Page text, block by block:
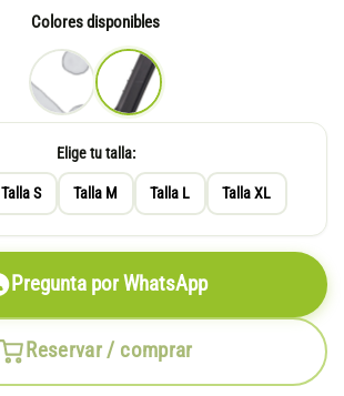
Colores disponibles
Elige tu talla:
Talla S Talla M Talla L Talla XL
Reservar / comprar
Pregunta por WhatsApp